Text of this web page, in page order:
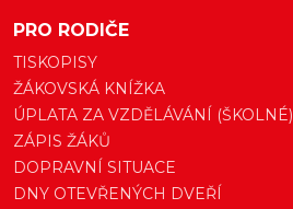
PRO RODIČE
TISKOPISY
ŽÁKOVSKÁ KNÍŽKA
ÚPLATA ZA VZDĚLÁVÁNÍ (ŠKOLNÉ)
ZÁPIS ŽÁKŮ
DOPRAVNÍ SITUACE
DNY OTEVŘENÝCH DVEŘÍ